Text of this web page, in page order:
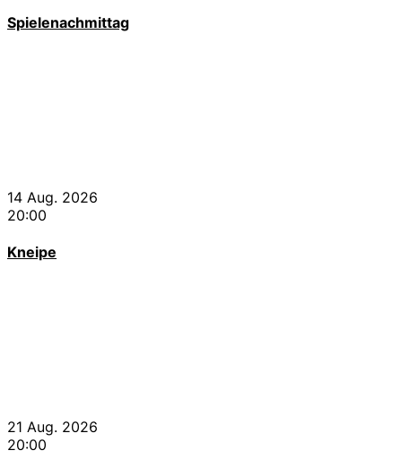
Spielenachmittag
14 Aug. 2026
20:00
Kneipe
21 Aug. 2026
20:00